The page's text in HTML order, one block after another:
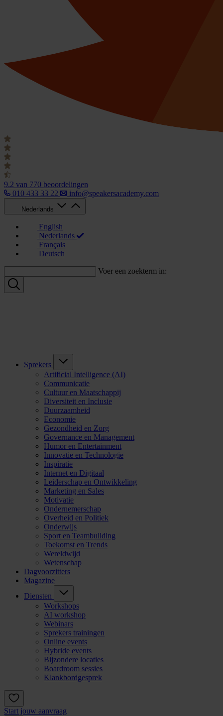
9.2 van 770 beoordelingen
010 433 33 22
info@speakersacademy.com
Nederlands
English
Nederlands
Français
Deutsch
Voer een zoekterm in:
Sprekers
Artificial Intelligence (AI)
Communicatie
Cultuur en Maatschappij
Diversiteit en Inclusie
Duurzaamheid
Economie
Gezondheid en Zorg
Governance en Management
Humor en Entertainment
Innovatie en Technologie
Inspiratie
Internet en Digitaal
Leiderschap en Ontwikkeling
Marketing en Sales
Motivatie
Ondernemerschap
Overheid en Politiek
Onderwijs
Sport en Teambuilding
Toekomst en Trends
Wereldwijd
Wetenschap
Dagvoorzitters
Magazine
Diensten
Workshops
AI workshop
Webinars
Sprekers trainingen
Online events
Hybride events
Bijzondere locaties
Boardroom sessies
Klankbordgesprek
Start jouw aanvraag